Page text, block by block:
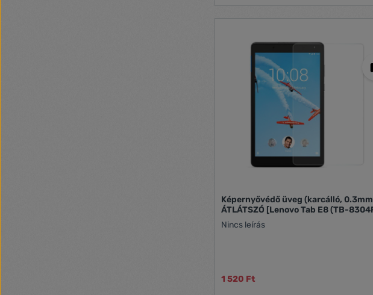
Képernyővédő üveg (karcálló,
ÁTLÁTSZÓ [Lenovo Tab E8 (TB-
Nincs leírás
1 520 Ft